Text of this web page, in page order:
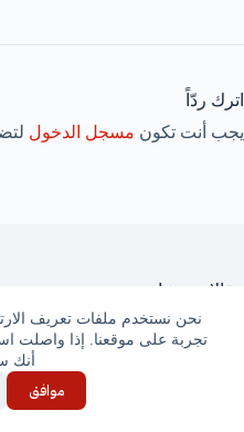
نحن نستخدم ملفات تعريف
تجربة على موقعنا. إذا واصلت
أنك
موافق
اترك ردّاً
يجب أنت تكون مسجل الدخول
مقالات مشابهة